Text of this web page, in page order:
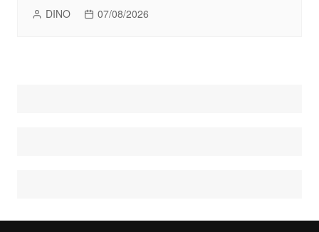
DINO 07/08/2026